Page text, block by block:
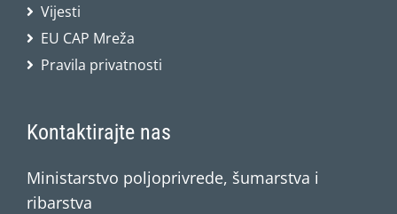
Vijesti
EU CAP Mreža
Pravila privatnosti
Kontaktirajte nas
Ministarstvo poljoprivrede, šumarstva i
ribarstva